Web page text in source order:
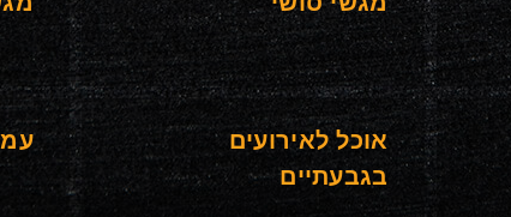
אוכל לאירועים
בגבעתיים